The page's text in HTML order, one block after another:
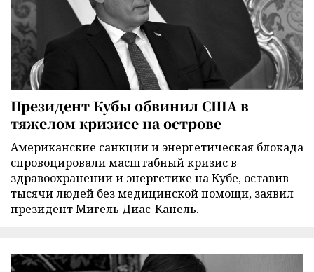
Президент Кубы обвинил США в
тяжелом кризисе на острове
Американские санкции и энергетическая блокада
спровоцировали масштабный кризис в
здравоохранении и энергетике на Кубе, оставив
тысячи людей без медицинской помощи, заявил
президент Мигель Диас-Канель.